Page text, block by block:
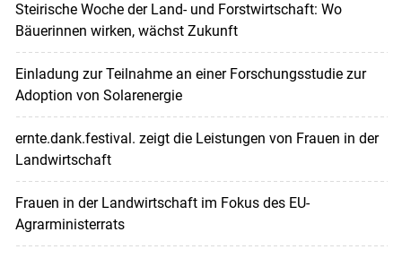
Steirische Woche der Land- und Forstwirtschaft: Wo
Bäuerinnen wirken, wächst Zukunft
Einladung zur Teilnahme an einer Forschungsstudie zur
Adoption von Solarenergie
ernte.dank.festival. zeigt die Leistungen von Frauen in der
Landwirtschaft
Frauen in der Landwirtschaft im Fokus des EU-
Agrarministerrats